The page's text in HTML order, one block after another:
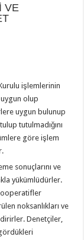
VE
işlemlerinin
olup
uygun bulunup
tutulmadığını
göre işlem
sonuçlarını ve
yükümlüdürler.
noksanlıkları ve
Denetçiler,